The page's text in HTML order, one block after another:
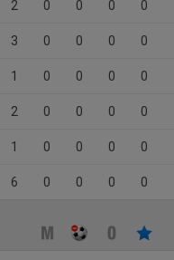
2 0 0 0 0
3 0 0 0 0
1 0 0 0 0
2 0 0 0 0
1 0 0 0 0
6 0 0 0 0